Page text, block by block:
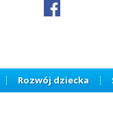
Rozwój dziecka